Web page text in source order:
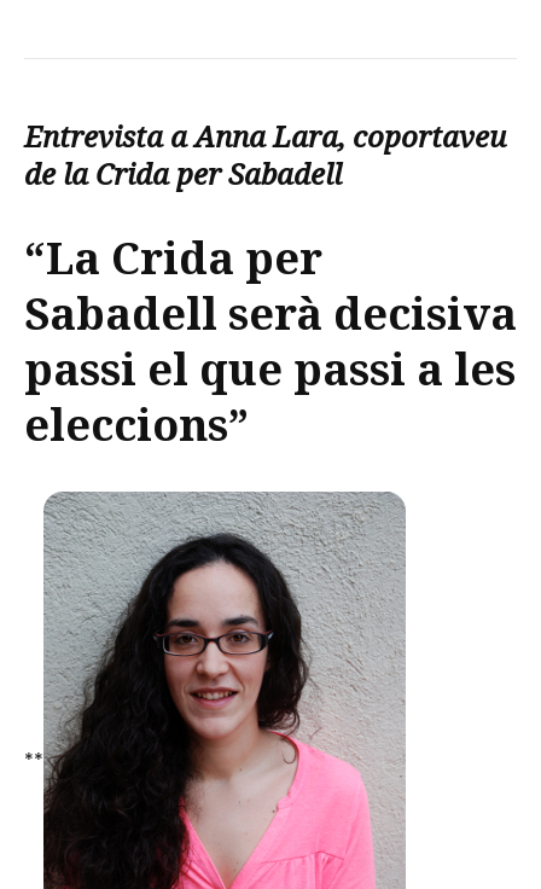
Entrevista a Anna Lara, coportaveu
de la Crida per Sabadell
“La Crida per
Sabadell serà decisiva
passi el que passi a les
eleccions”
**